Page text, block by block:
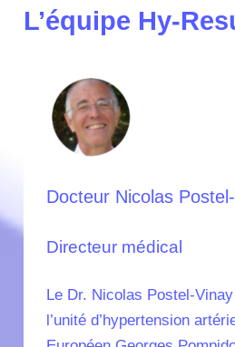
L’équipe Hy-
Docteur Nicolas
Directeur médical
Le Dr. Nicolas Postel-
l’unité d’hypertension